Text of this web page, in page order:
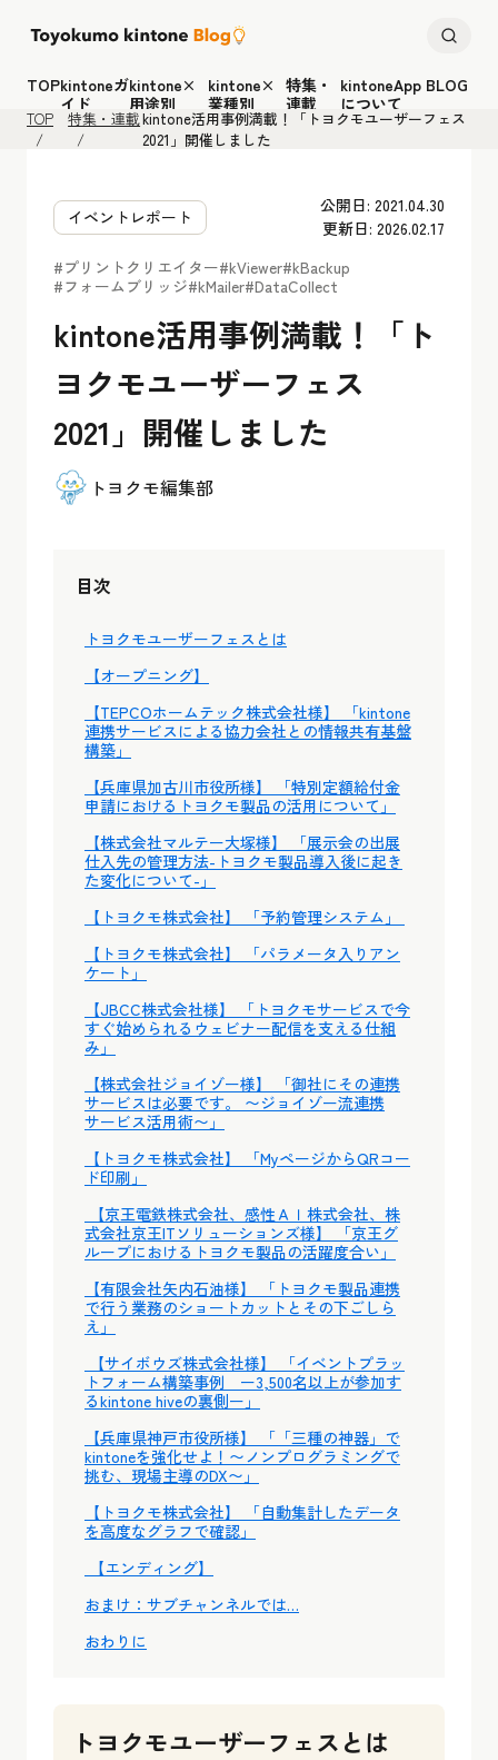
TOPkintoneガ
イド
kintone×
用途別
kintone×
業種別
特集・
連載
kintoneApp BLOG
について
TOP 特集・連載kintone活用事例満載！「トヨクモユーザーフェス
2021」開催しました
イベントレポート
公開日: 2021.04.30
更新日: 2026.02.17
#プリントクリエイター#kViewer#kBackup
#フォームブリッジ#kMailer#DataCollect
kintone活用事例満載！「ト
ヨクモユーザーフェス
2021」開催しました
トヨクモ編集部
目次
トヨクモユーザーフェスとは
【オープニング】
【TEPCOホームテック株式会社様】 「kintone
連携サービスによる協力会社との情報共有基盤
構築」
【兵庫県加古川市役所様】 「特別定額給付金
申請におけるトヨクモ製品の活用について」
【株式会社マルテー大塚様】 「展示会の出展
仕入先の管理方法-トヨクモ製品導入後に起き
た変化について-」
【トヨクモ株式会社】 「予約管理システム」
【トヨクモ株式会社】 「パラメータ入りアン
ケート」
【JBCC株式会社様】 「トヨクモサービスで今
すぐ始められるウェビナー配信を支える仕組
み」
【株式会社ジョイゾー様】 「御社にその連携
サービスは必要です。 〜ジョイゾー流連携
サービス活用術〜」
【トヨクモ株式会社】 「MyページからQRコー
ド印刷」
【京王電鉄株式会社、感性ＡＩ株式会社、株
式会社京王ITソリューションズ様】 「京王グ
ループにおけるトヨクモ製品の活躍度合い」
【有限会社矢内石油様】 「トヨクモ製品連携
で行う業務のショートカットとその下ごしら
え」
【サイボウズ株式会社様】 「イベントプラッ
トフォーム構築事例 ー3,500名以上が参加す
るkintone hiveの裏側ー」
【兵庫県神戸市役所様】 「「三種の神器」で
kintoneを強化せよ！〜ノンプログラミングで
挑む、現場主導のDX〜」
【トヨクモ株式会社】 「自動集計したデータ
を高度なグラフで確認」
【エンディング】
おまけ：サブチャンネルでは…
おわりに
トヨクモユーザーフェスとは